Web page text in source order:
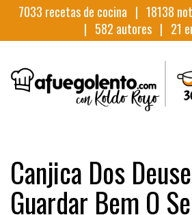
7033 recetas de cocina | 18138
| 582 autores | 21
Canjica Dos
Guardar Bem O